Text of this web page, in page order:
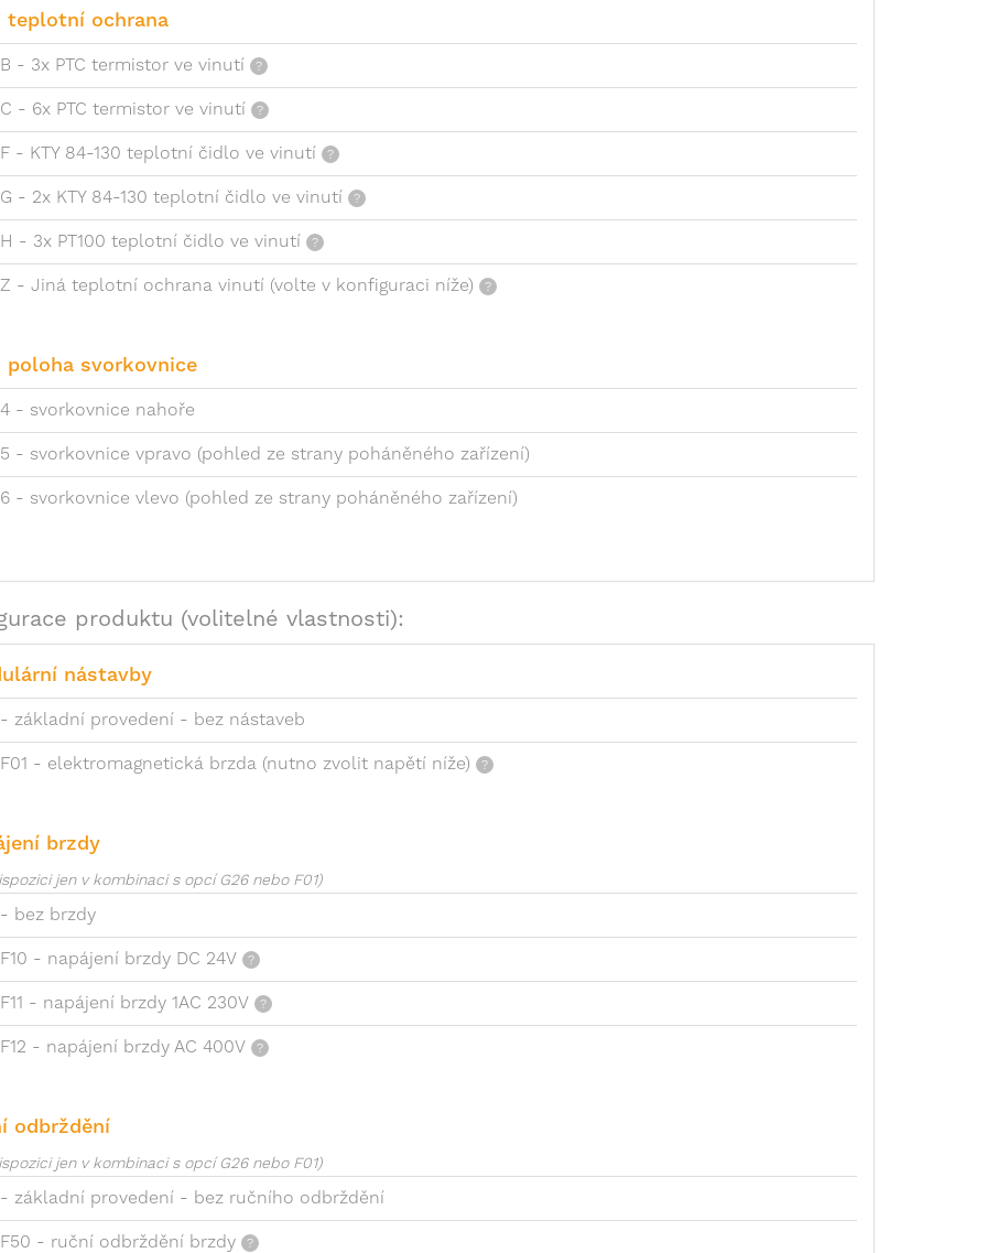
teplotní ochrana
B - 3x PTC termistor ve vinutí
C - 6x PTC termistor ve vinutí
F - KTY 84-130 teplotní čidlo ve vinutí
G - 2x KTY 84-130 teplotní čidlo ve vinutí
H - 3x PT100 teplotní čidlo ve vinutí
Z - Jiná teplotní ochrana vinutí (volte v konfiguraci níže)
poloha svorkovnice
4 - svorkovnice nahoře
5 - svorkovnice vpravo (pohled ze strany poháněného zařízení)
6 - svorkovnice vlevo (pohled ze strany poháněného zařízení)
produktu (volitelné vlastnosti):
nástavby
- základní provedení - bez nástaveb
F01 - elektromagnetická brzda (nutno zvolit napětí níže)
brzdy
jen v kombinaci s opcí G26 nebo F01)
- bez brzdy
F10 - napájení brzdy DC 24V
F11 - napájení brzdy 1AC 230V
F12 - napájení brzdy AC 400V
odbrždění
jen v kombinaci s opcí G26 nebo F01)
- základní provedení - bez ručního odbrždění
F50 - ruční odbrždění brzdy